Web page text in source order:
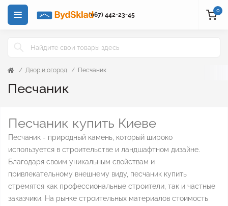
(067) 442-23-45
0
Двор и огород Песчаник
Песчаник
Песчаник купить Киеве
Песчаник - природный камень, который широко
используется в строительстве и ландшафтном дизайне.
Благодаря своим уникальным свойствам и
привлекательному внешнему виду, песчаник купить
стремятся как профессиональные строители, так и частные
заказчики. На рынке строительных материалов стоимость